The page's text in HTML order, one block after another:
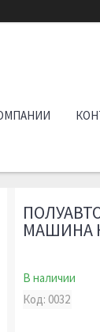
МАШИНА
В наличии
Код: 0032